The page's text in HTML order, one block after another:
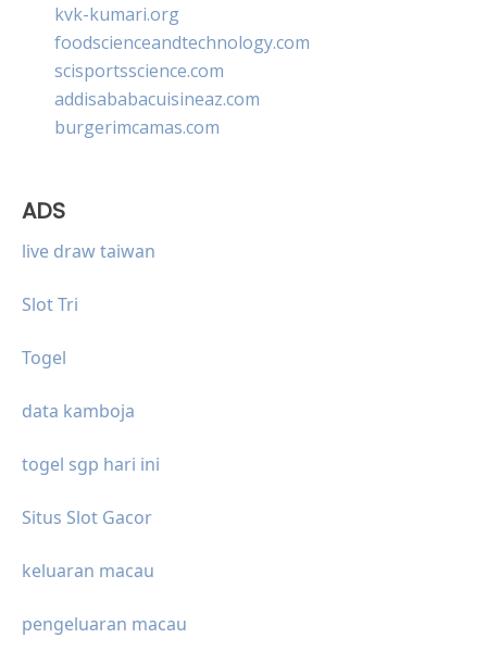
kvk-kumari.org
foodscienceandtechnology.com
scisportsscience.com
addisababacuisineaz.com
burgerimcamas.com
ADS
live draw taiwan
Slot Tri
Togel
data kamboja
togel sgp hari ini
Situs Slot Gacor
keluaran macau
pengeluaran macau